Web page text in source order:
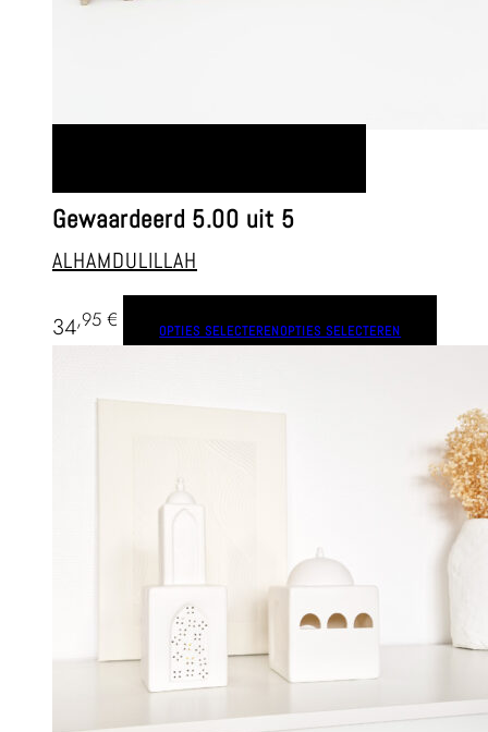
Gewaardeerd 5.00 uit 5
ALHAMDULILLAH
34,95 € OPTIES SELECTERENOPTIES SELECTEREN